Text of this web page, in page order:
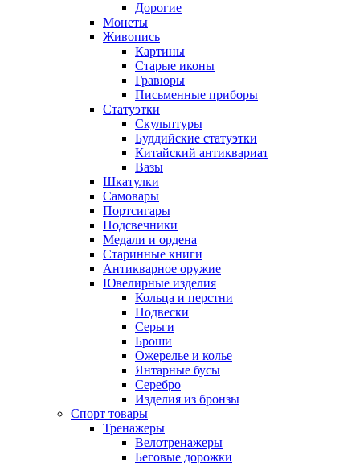
Дорогие
Монеты
Живопись
Картины
Старые иконы
Гравюры
Письменные приборы
Статуэтки
Скульптуры
Буддийские статуэтки
Китайский антиквариат
Вазы
Шкатулки
Самовары
Портсигары
Подсвечники
Медали и ордена
Старинные книги
Антикварное оружие
Ювелирные изделия
Кольца и перстни
Подвески
Серьги
Броши
Ожерелье и колье
Янтарные бусы
Серебро
Изделия из бронзы
Спорт товары
Тренажеры
Велотренажеры
Беговые дорожки